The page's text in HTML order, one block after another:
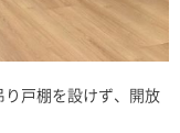
戸棚を設けず、開放